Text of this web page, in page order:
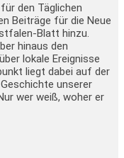
den Täglichen
Beiträge für die Neue
Blatt hinzu.
hinaus den
lokale Ereignisse
liegt dabei auf der
unserer
wer weiß, woher er